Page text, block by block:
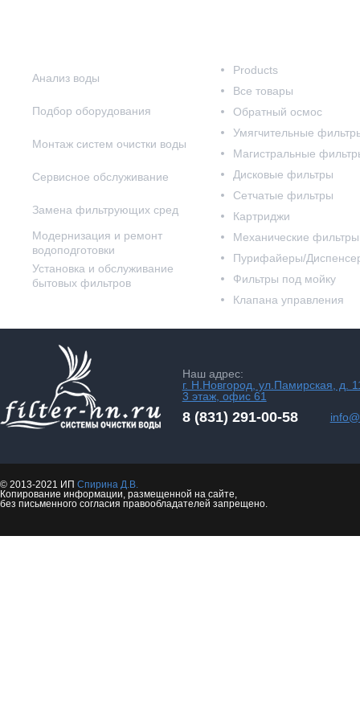
Анализ воды
Подбор оборудования
Монтаж систем очистки воды
Сервисное обслуживание
Замена фильтрующих сред
Модернизация и ремонт
водоподготовки
Установка и обслуживание
бытовых фильтров
Products
Все товары
Обратный осмос
Умягчительные
Магистральные
Дисковые фильтры
Сетчатые фильтры
Картриджи
Механические фильтры
Пурифайеры/
Фильтры под мойку
Клапана управления
Наш адрес:
г. Н.Новгород, ул.Памирская, д.
3 этаж, офис 61
8 (831) 291-00-58
© 2013-2021 ИП Спирина Д.В.
Копирование информации, размещенной на сайте,
без письменного согласия правообладателей запрещено.